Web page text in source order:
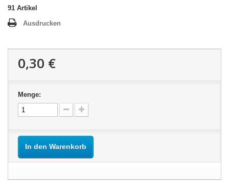
91 Artikel
Ausdrucken
0,30 €
Menge:
In den Warenkorb